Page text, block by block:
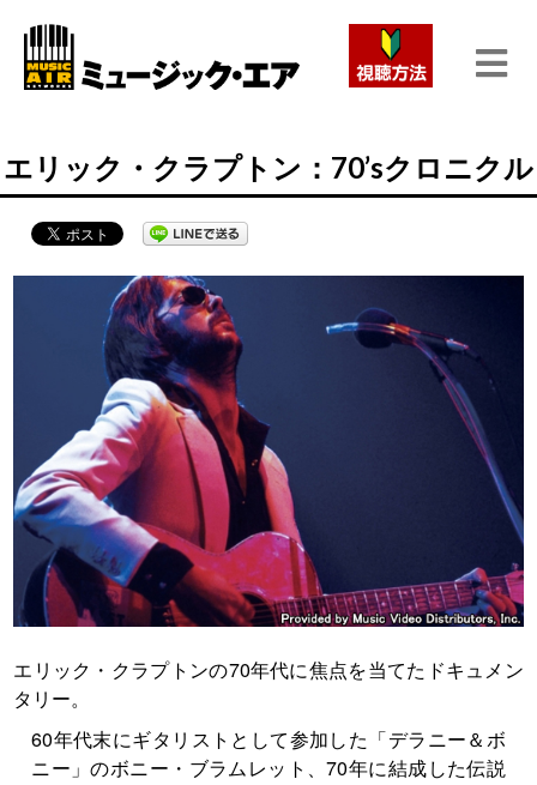
エリック・クラプトン：70’sクロニクル
エリック・クラプトンの70年代に焦点を当てたドキュメン
タリー。
60年代末にギタリストとして参加した「デラニー＆ボ
ニー」のボニー・ブラムレット、70年に結成した伝説